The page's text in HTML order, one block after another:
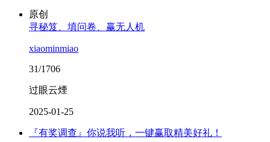
原创
寻秘笈、填问卷、赢无人机
xiaominmiao
31/1706
过眼云煙
2025-01-25
『有奖调查』你说我听，一键赢取精美好礼！